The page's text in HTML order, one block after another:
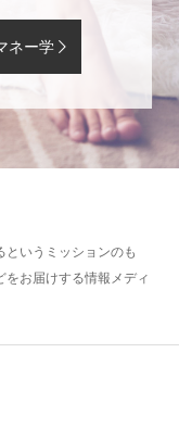
ネー学
いうミッションのも
お届けする情報メディ